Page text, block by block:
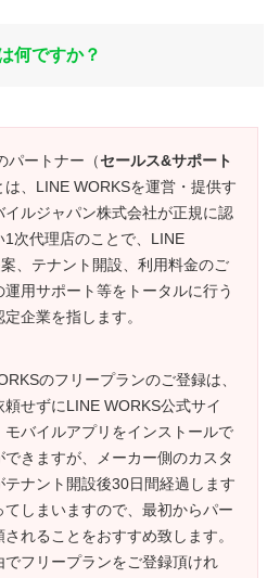
何ですか？
パートナー（セールス&サポート
は、LINE WORKSを運営・提供す
イルジャパン株式会社が正規に認
1次代理店のことで、LINE
、テナント開設、利用料金のご
用サポート等をトータルに行う
企業を指します。
のフリープランのご登録は、
せずにLINE WORKS公式サイ
モバイルアプリをインストールで
きますが、メーカー側のカスタ
テナント開設後30日間経過します
てしまいますので、最初からパー
されることをおすすめ致します。
でフリープランをご登録頂けれ